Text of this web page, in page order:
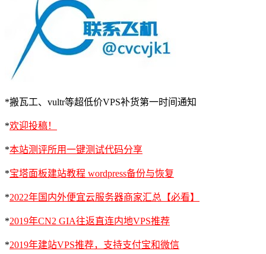
*搬瓦工、vultr等超低价VPS补货第一时间通知
*欢迎投稿！
*本站测评所用一键测试代码分享
*宝塔面板建站教程 wordpress备份与恢复
*2022年国内外便宜云服务器商家汇总【必看】
*2019年CN2 GIA往返直连内地VPS推荐
*2019年建站VPS推荐，支持支付宝和微信